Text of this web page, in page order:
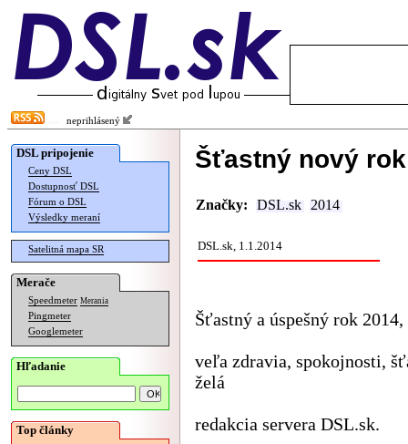
neprihlásený
DSL pripojenie
Ceny DSL
Dostupnosť DSL
Fórum o DSL
Výsledky meraní
Satelitná mapa SR
Merače
Speedmeter Merania
Pingmeter
Googlemeter
Hľadanie
Top články
Šťastný nový
Značky: DSL.sk 2014
DSL.sk, 1.1.2014
Šťastný a úspešný rok 2014,
veľa zdravia, spokojnosti,
želá
redakcia servera DSL.sk.